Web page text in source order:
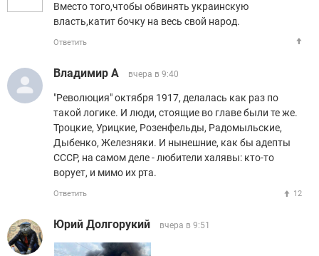
Вместо того,чтобы обвинять украинскую
власть,катит бочку на весь свой народ.
Ответить
Владимир А вчера в 9:40
"Революция" октября 1917, делалась как раз по
такой логике. И люди, стоящие во главе были те же.
Троцкие, Урицкие, Розенфельды, Радомыльские,
Дыбенко, Железняки. И нынешние, как бы адепты
СССР, на самом деле - любители халявы: кто-то
ворует, и мимо их рта.
Ответить 12
Юрий Долгорукий вчера в 9:51